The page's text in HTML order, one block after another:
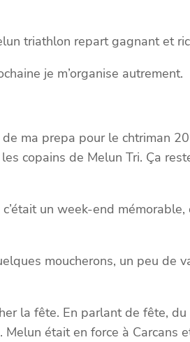
triathlon repart gagnant et
je m’organise autrement.
ma prepa pour le chtriman
copains de Melun Tri. Ça
un week-end
moucherons, un peu de
la fête. En parlant de fête,
était en force à Carcans